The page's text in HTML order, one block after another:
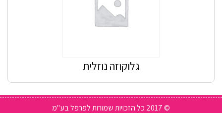
גלוקוזה נוזלית
© 2017 כל הזכויות שמורות לפרפל בע"מ